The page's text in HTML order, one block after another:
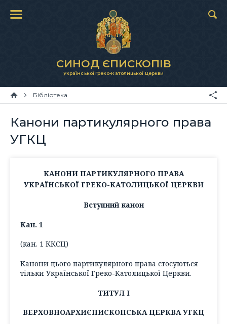
СИНОД ЄПИСКОПІВ
Української Греко-Католицької Церкви
Бібліотека
Канони партикулярного права
УГКЦ
КАНОНИ ПАРТИКУЛЯРНОГО ПРАВА
УКРАЇНСЬКОЇ ГРЕКО-КАТОЛИЦЬКОЇ ЦЕРКВИ
Вступний канон
Кан. 1
(кан. 1 ККСЦ)
Канони цього партикулярного права стосуються
тільки Української Греко-Католицької Церкви.
ТИТУЛ І
ВЕРХОВНОАРХИЄПИСКОПСЬКА ЦЕРКВА УГКЦ